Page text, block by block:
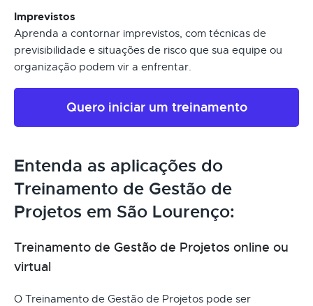
Imprevistos
Aprenda a contornar imprevistos, com técnicas de
previsibilidade e situações de risco que sua equipe ou
organização podem vir a enfrentar.
Quero iniciar um treinamento
Entenda as aplicações do
Treinamento de Gestão de
Projetos em São Lourenço:
Treinamento de Gestão de Projetos online ou
virtual
O Treinamento de Gestão de Projetos pode ser